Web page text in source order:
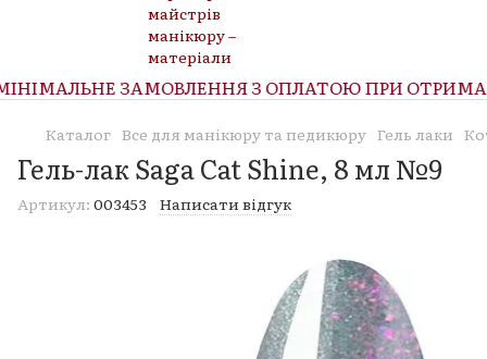
ЗАМОВЛЕННЯ З ОПЛАТОЮ ПРИ
Каталог Все для манікюру та педикюру Гель лаки
Гель-лак Saga Cat Shine, 8 мл №9
Артикул: 003453 Написати відгук